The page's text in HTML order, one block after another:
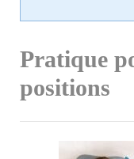
Pratique
positions